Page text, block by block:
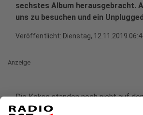
sechstes Album herausgebracht.
uns zu besuchen und ein
Veröffentlicht: Dienstag, 12.11.2019
Anzeige
Die Kekse standen noch nicht auf
Kaffee war noch nicht ganz durch, da